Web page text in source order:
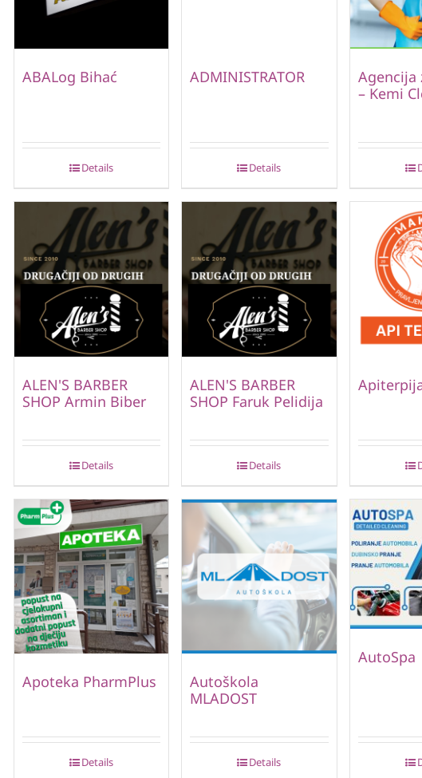
ABALog Bihać
Details
ADMINISTRATOR
Details
Agencija
– Kemi
ALEN'S BARBER
SHOP Armin Biber
Details
ALEN'S BARBER
SHOP Faruk Pelidija
Details
Apoteka PharmPlus
Details
Autoškola
MLADOST
Details
AutoSpa